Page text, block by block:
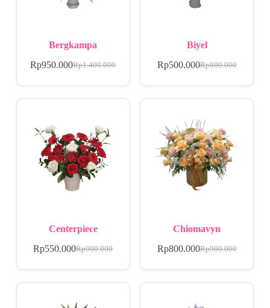
Bergkampa
Rp1.400.000
Rp950.000
Biyel
Rp800.000
Rp500.000
Centerpiece
Rp900.000
Rp550.000
Chiomavyn
Rp900.000
Rp800.000